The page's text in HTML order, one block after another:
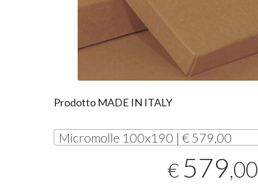
Prodotto MADE IN ITALY
Micromolle 100x190 | € 579,00
€ 579,00